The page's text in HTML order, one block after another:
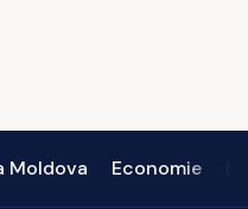
Moldova Economie